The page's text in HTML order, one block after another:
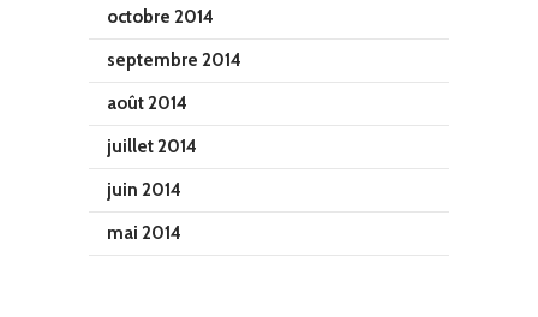
octobre 2014
septembre 2014
août 2014
juillet 2014
juin 2014
mai 2014